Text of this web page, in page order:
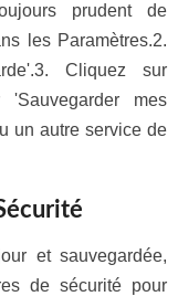
prudent de
les Paramètres.2.
Cliquez sur
mes
un autre service de
et sauvegardée,
de sécurité pour